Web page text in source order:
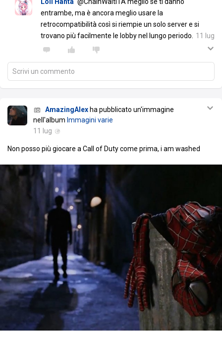
Loli Hanta @ChainWaltITA meglio se ti danno
entrambe, ma è ancora meglio usare la
retrocompatibilità così si riempie un solo server e si
trovano più facilmente le lobby nel lungo periodo. 11 lug
Scrivi un commento
AmazingAlex ha pubblicato un'immagine
nell'album Immagini varie
11 lug
Non posso più giocare a Call of Duty come prima, i am washed